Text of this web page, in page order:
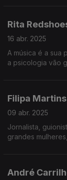
Rita
16 abr. 2025
A música é a sua
a psicologia vão
Filipa Martins
09 abr. 2025
Jornalista,
grandes
André